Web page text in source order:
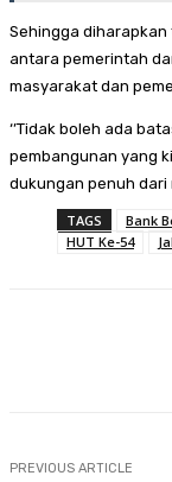
Sehingga
antara pemerintah
masyarakat dan
‘’Tidak boleh ada
pembangunan yang
dukungan penuh dari
TAGS Bank
HUT Ke-54
PREVIOUS ARTICLE